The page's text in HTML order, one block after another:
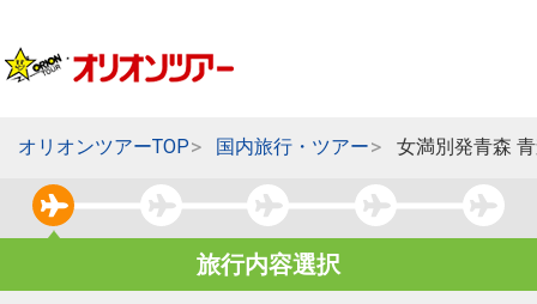
オリオンツアーTOP 国内旅行・ツアー 女満別発青森
旅行内容選択